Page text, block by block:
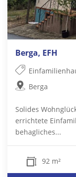
Berga, EFH
Berga
Solides
errichtete
behagliches...
92 m²